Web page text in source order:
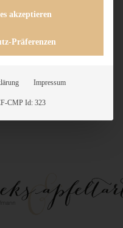
akzeptieren
Präferenzen
Impressum
CMP Id: 323